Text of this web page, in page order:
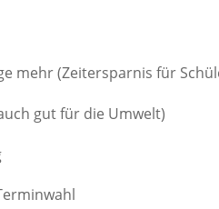
mehr (Zeitersparnis für
gut für die Umwelt)